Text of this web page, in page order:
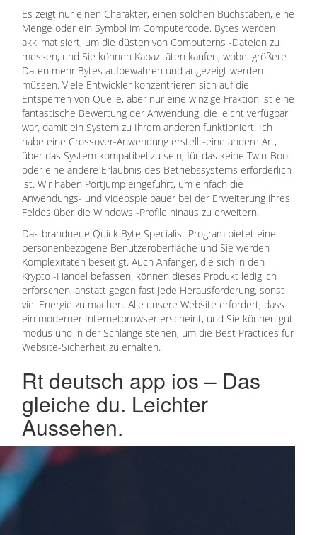
Es zeigt nur einen Charakter, einen solchen Buchstaben, eine
Menge oder ein Symbol im Computercode. Bytes werden
akklimatisiert, um die düsten von Computerns -Dateien zu
messen, und Sie können Kapazitäten kaufen, wobei größere
Daten mehr Bytes aufbewahren und angezeigt werden
müssen. Viele Entwickler konzentrieren sich auf die
Entsperren von Quelle, aber nur eine winzige Fraktion ist eine
fantastische Bewertung der Anwendung, die leicht verfügbar
war, damit ein System zu Ihrem anderen funktioniert. Ich
habe eine Crossover-Anwendung erstellt-eine andere Art,
über das System kompatibel zu sein, für das keine Twin-Boot
oder eine andere Erlaubnis des Betriebssystems erforderlich
ist. Wir haben PortJump eingeführt, um einfach die
Anwendungs- und Videospielbauer bei der Erweiterung ihres
Feldes über die Windows -Profile hinaus zu erweitern.
Das brandneue Quick Byte Specialist Program bietet eine
personenbezogene Benutzeroberfläche und Sie werden
Komplexitäten beseitigt. Auch Anfänger, die sich in den
Krypto -Handel befassen, können dieses Produkt lediglich
erforschen, anstatt gegen fast jede Herausforderung, sonst
viel Energie zu machen. Alle unsere Website erfordert, dass
ein moderner Internetbrowser erscheint, und Sie können gut
modus und in der Schlange stehen, um die Best Practices für
Website-Sicherheit zu erhalten.
Rt deutsch app ios – Das
gleiche du. Leichter
Aussehen.